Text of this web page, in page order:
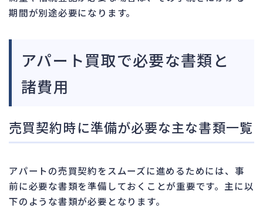
期間が別途必要になります。
アパート買取で必要な書類と
諸費用
売買契約時に準備が必要な主な書類一覧
アパートの売買契約をスムーズに進めるためには、事
前に必要な書類を準備しておくことが重要です。主に以
下のような書類が必要となります。